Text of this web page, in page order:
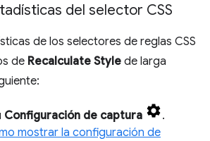
del selector CSS
de los selectores de reglas CSS
de Recalculate Style de larga
Configuración de captura
.
mostrar la configuración de